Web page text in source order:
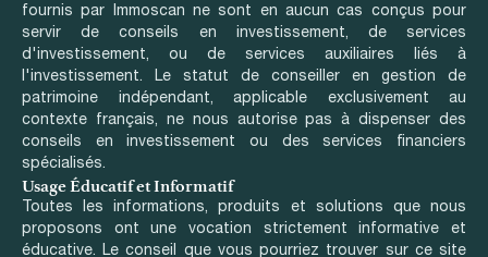
fournis par Immoscan ne sont en aucun cas conçus pour
servir de conseils en investissement, de services
d'investissement, ou de services auxiliaires liés à
l'investissement. Le statut de conseiller en gestion de
patrimoine indépendant, applicable exclusivement au
contexte français, ne nous autorise pas à dispenser des
conseils en investissement ou des services financiers
spécialisés.
Usage Éducatif et Informatif
Toutes les informations, produits et solutions que nous
proposons ont une vocation strictement informative et
éducative. Le conseil que vous pourriez trouver sur ce site